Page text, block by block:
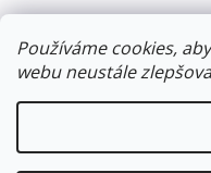
Používáme cookies,
webu neustále